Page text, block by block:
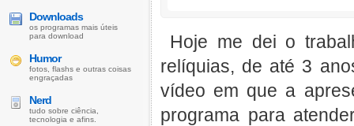
Hoje me dei o
relíquias, de até 3
vídeo em que a
programa para
Downloads
os programas mais úteis
para download
Humor
fotos, flashs e outras coisas
engraçadas
Nerd
tudo sobre ciência,
tecnologia e afins.